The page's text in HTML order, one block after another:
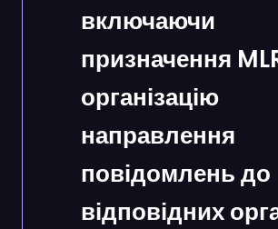
включаючи
призначення
організацію
направлення
повідомлень до
відповідних